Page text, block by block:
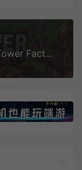
塔厂(Tower Factory)肉鸽元素塔防自动化游戏|下载